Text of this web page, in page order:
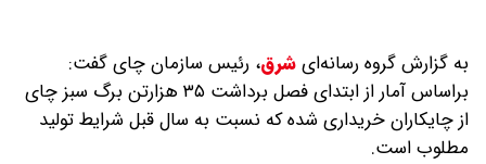
به گزارش گروه رسانه‌ایشرق، رئیس سازمان چای گفت:
براساس آمار از ابتدای فصل برداشت ۳۵ هزارتن برگ سبز چای
از چایکاران خریداری شده که نسبت به سال قبل شرایط تولید
مطلوب است.